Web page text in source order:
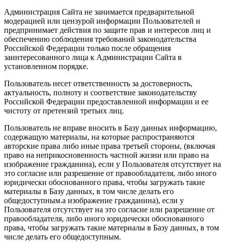
Администрация Сайта не занимается предварительной
модерацией или цензурой информации Пользователей и
предпринимает действия по защите прав и интересов лиц и
обеспечению соблюдения требований законодательства
Российской Федерации только после обращения
заинтересованного лица к Администрации Сайта в
установленном порядке.
Пользователь несет ответственность за достоверность,
актуальность, полноту и соответствие законодательству
Российской Федерации предоставленной информации и ее
чистоту от претензий третьих лиц.
Пользователь не вправе вносить в Базу данных информацию,
содержащую материалы, на которые распространяются
авторские права либо иные права третьей стороны, (включая
право на неприкосновенность частной жизни или право на
изображение гражданина), если у Пользователя отсутствует на
это согласие или разрешение от правообладателя, либо иного
юридически обоснованного права, чтобы загружать такие
материалы в Базу данных, в том числе делать его
общедоступным.а изображение гражданина), если у
Пользователя отсутствует на это согласие или разрешение от
правообладателя, либо иного юридически обоснованного
права, чтобы загружать такие материалы в Базу данных, в том
числе делать его общедоступным.